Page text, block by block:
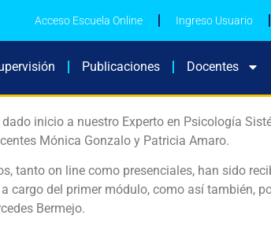
Acceso Escuela Online Ingreso Usuario
Publicaciones Docentes
inicio a nuestro Experto en Psicología
Mónica Gonzalo y Patricia Amaro.
tanto on line como presenciales, han sido
cargo del primer módulo, como así también,
Bermejo.